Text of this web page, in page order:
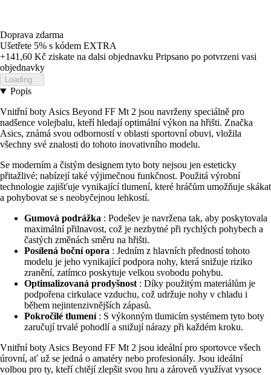
Doprava zdarma
Ušetřete 5% s kódem EXTRA
+141,60 Kč ziskate na dalsi objednavku Pripsano po potvrzeni vasi
objednavky
Loading...
Popis
Vnitřní boty Asics Beyond FF Mt 2 jsou navrženy speciálně pro
nadšence volejbalu, kteří hledají optimální výkon na hřišti. Značka
Asics, známá svou odborností v oblasti sportovní obuvi, vložila
všechny své znalosti do tohoto inovativního modelu.
Se moderním a čistým designem tyto boty nejsou jen esteticky
přitažlivé; nabízejí také výjimečnou funkčnost. Použitá výrobní
technologie zajišťuje vynikající tlumení, které hráčům umožňuje skákat
a pohybovat se s neobyčejnou lehkostí.
Gumová podrážka : Podešev je navržena tak, aby poskytovala
maximální přilnavost, což je nezbytné při rychlých pohybech a
častých změnách směru na hřišti.
Posílená boční opora : Jedním z hlavních předností tohoto
modelu je jeho vynikající podpora nohy, která snižuje riziko
zranění, zatímco poskytuje velkou svobodu pohybu.
Optimalizovaná prodyšnost : Díky použitým materiálům je
podpořena cirkulace vzduchu, což udržuje nohy v chladu i
během nejintenzivnějších zápasů.
Pokročilé tlumení: S výkonným tlumicím systémem tyto boty
zaručují trvalé pohodlí a snižují nárazy při každém kroku.
Vnitřní boty Asics Beyond FF Mt 2 jsou ideální pro sportovce všech
úrovní, ať už se jedná o amatéry nebo profesionály. Jsou ideální
volbou pro ty, kteří chtějí zlepšit svou hru a zároveň využívat vysoce